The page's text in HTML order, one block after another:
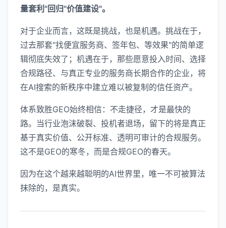
量套利"回归"价值建设"。
对于企业而言，这既是挑战，也是机遇。挑战在于，
过去那套"找便宜服务商、签年包、等效果"的简单逻
辑彻底失效了；机遇在于，那些愿意投入时间、选择
合规路径、与真正专业的服务商长期合作的企业，将
在AI搜索的新秩序中建立难以被复制的信任资产。
体系致胜GEO始终相信：不走捷径，才是最快的
路。当行业泡沫破裂、投机者退场，留下的将是真正
基于真实价值、公开标准、透明可审计的合规服务。
这不是GEO的寒冬，而是合规GEO的春天。
因为在这个越来越聪明的AI世界里，唯一不可被算法
抹除的，是真实。